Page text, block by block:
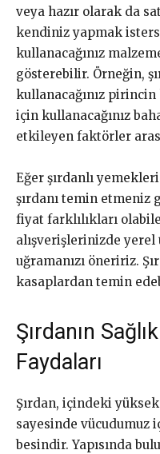
veya hazır olarak da
kendiniz yapmak
kullanacağınız
gösterebilir. Örneğin,
kullanacağınız
için kullanacağınız
etkileyen faktörler
Eğer şırdanlı
şırdanı temin etmeniz
fiyat farklılıkları
alışverişlerinizde
uğramanızı öneririz.
kasaplardan temin
Şırdanın
Faydaları
Şırdan, içindeki
sayesinde vücudumuz
besindir. Yapısında